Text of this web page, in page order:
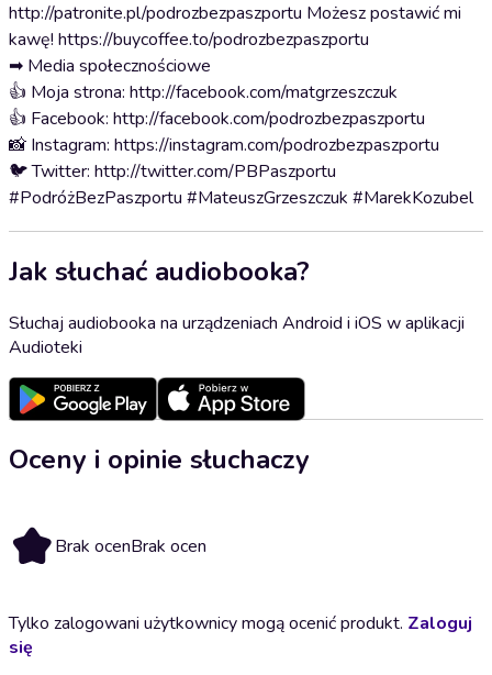
http://patronite.pl/podrozbezpaszportu Możesz postawić mi
kawę! https://buycoffee.to/podrozbezpaszportu
➡ Media społecznościowe
👍 Moja strona: http://facebook.com/matgrzeszczuk
👍 Facebook: http://facebook.com/podrozbezpaszportu
📸 Instagram: https://instagram.com/podrozbezpaszportu
🐦 Twitter: http://twitter.com/PBPaszportu
#PodróżBezPaszportu #MateuszGrzeszczuk #MarekKozubel
Jak słuchać audiobooka?
Słuchaj audiobooka na urządzeniach Android i iOS w aplikacji
Audioteki
Oceny i opinie słuchaczy
Brak ocenBrak ocen
Tylko zalogowani użytkownicy mogą ocenić produkt. Zaloguj
się